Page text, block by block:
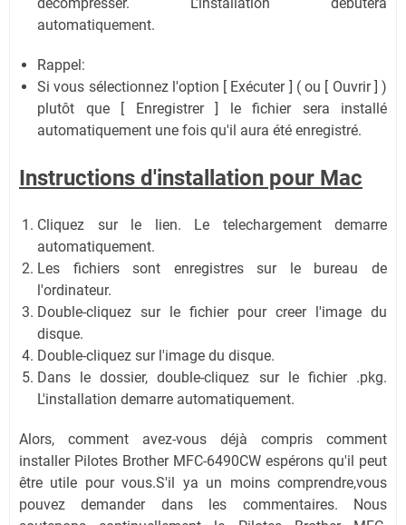
automatiquement.
Rappel:
Si vous sélectionnez l'option [ Exécuter ] ( ou [ Ouvrir ] )
plutôt que [ Enregistrer ] le fichier sera installé
automatiquement une fois qu'il aura été enregistré.
Instructions d'installation pour Mac
Cliquez sur le lien. Le telechargement demarre
automatiquement.
Les fichiers sont enregistres sur le bureau de
l'ordinateur.
Double-cliquez sur le fichier pour creer l'image du
disque.
Double-cliquez sur l'image du disque.
Dans le dossier, double-cliquez sur le fichier .pkg.
L'installation demarre automatiquement.
Alors, comment avez-vous déjà compris comment
installer Pilotes Brother MFC-6490CW espérons qu'il peut
être utile pour vous.S'il ya un moins comprendre,vous
pouvez demander dans les commentaires. Nous